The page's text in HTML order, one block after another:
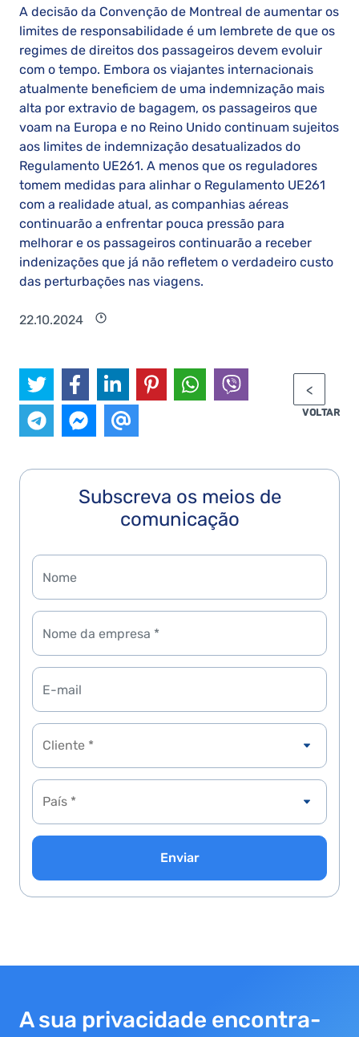
A decisão da Convenção de Montreal de aumentar os
limites de responsabilidade é um lembrete de que os
regimes de direitos dos passageiros devem evoluir
com o tempo. Embora os viajantes internacionais
atualmente beneficiem de uma indemnização mais
alta por extravio de bagagem, os passageiros que
voam na Europa e no Reino Unido continuam sujeitos
aos limites de indemnização desatualizados do
Regulamento UE261. A menos que os reguladores
tomem medidas para alinhar o Regulamento UE261
com a realidade atual, as companhias aéreas
continuarão a enfrentar pouca pressão para
melhorar e os passageiros continuarão a receber
indenizações que já não refletem o verdadeiro custo
das perturbações nas viagens.
22.10.2024
VOLTAR
Subscreva os meios de
comunicação
Cliente *
Enviar
A sua privacidade encontra-